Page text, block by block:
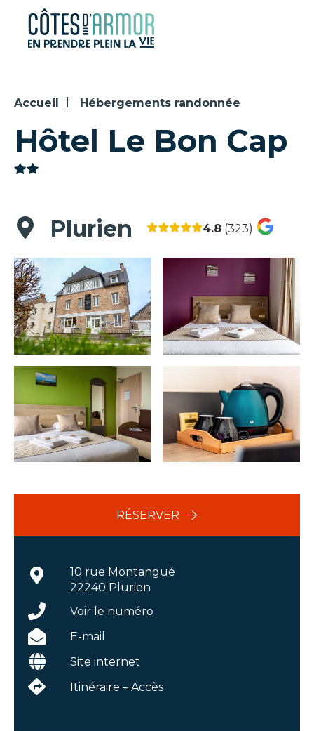
Panneau de gestion des cookies
Accueil Hébergements randonnée
Hôtel Le Bon Cap
Plurien 4.8 (323)
RÉSERVER
10 rue Montangué
22240 Plurien
Voir le numéro
E-mail
Site internet
Itinéraire – Accès